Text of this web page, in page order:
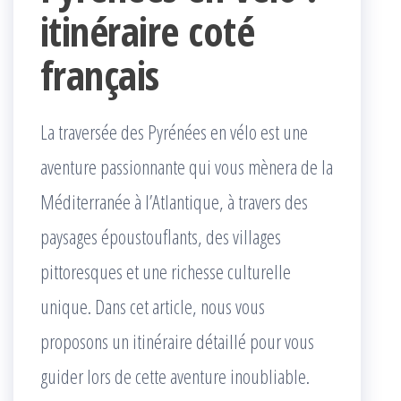
itinéraire coté
français
La traversée des Pyrénées en vélo est une
aventure passionnante qui vous mènera de la
Méditerranée à l’Atlantique, à travers des
paysages époustouflants, des villages
pittoresques et une richesse culturelle
unique. Dans cet article, nous vous
proposons un itinéraire détaillé pour vous
guider lors de cette aventure inoubliable.